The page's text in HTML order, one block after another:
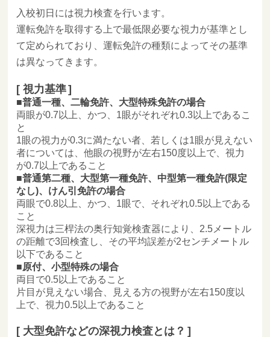
入校初日には視力検査を行います。
運転免許を取得する上で最低限必要な視力が基準とし
て定められており、運転免許の種類によってその基準
は異なってきます。
視力基準
普通一種、二輪免許、大型特殊免許の場合
両眼が0.7以上、かつ、1眼がそれぞれ0.3以上であるこ
と
1眼の視力が0.3に満たない者、若しくは1眼が見えない
者については、他眼の視野が左右150度以上で、視力
が0.7以上であること
普通第二種、大型第一種免許、中型第一種免許(限定
なし)、けん引免許の場合
両眼で0.8以上、かつ、1眼で、それぞれ0.5以上である
こと
深視力は三桿法の奥行知覚検査器により、2.5メートル
の距離で3回検査し、その平均誤差が2センチメートル
以下であること
原付、小型特殊の場合
両目で0.5以上であること
片目が見えない場合、見える方の視野が左右150度以
上で、視力0.5以上であること
大型免許などの深視力検査とは？